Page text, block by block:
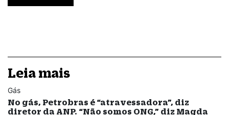
Leia mais
Gás
No gás, Petrobras é “atravessadora”, diz
diretor da ANP. “Não somos ONG,” diz Magda